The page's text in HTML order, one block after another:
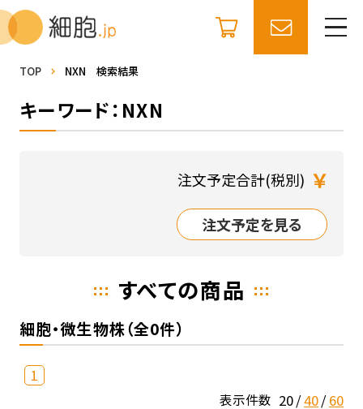
TOP NXN 検索結果
キーワード：NXN
注文予定合計(税別) ￥
注文予定を見る
すべての商品
細胞・微生物株（全0件）
1
表示件数 20 40 60